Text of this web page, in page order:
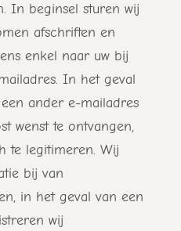
In beginsel sturen wij
afschriften en
enkel naar uw bij
In het geval
ander e-mailadres
wenst te ontvangen,
te legitimeren. Wij
bij van
in het geval van een
wij